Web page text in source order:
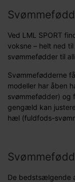
Ved LML SPORT
voksne – helt ned
svømmefødder til
Svømmefødderne
modeller har åben
svømmefødder) og
gengæld kan
hæl (fuldfods-
De bedstsælgende